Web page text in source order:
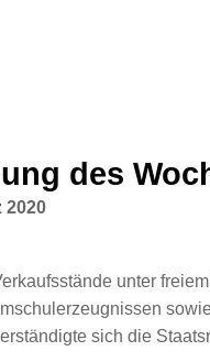
des
2020
unter
sich die